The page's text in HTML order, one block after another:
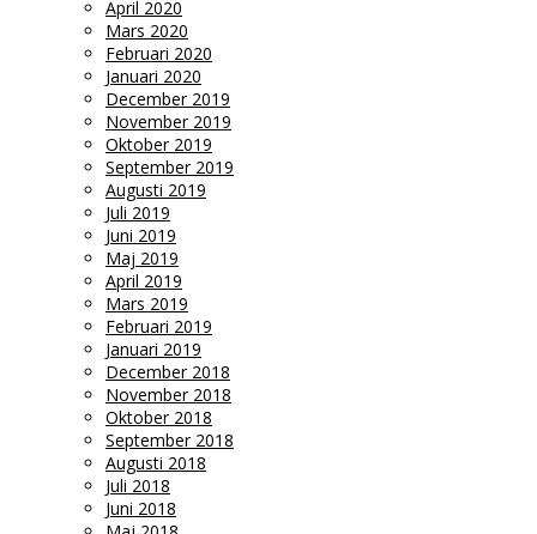
April 2020
Mars 2020
Februari 2020
Januari 2020
December 2019
November 2019
Oktober 2019
September 2019
Augusti 2019
Juli 2019
Juni 2019
Maj 2019
April 2019
Mars 2019
Februari 2019
Januari 2019
December 2018
November 2018
Oktober 2018
September 2018
Augusti 2018
Juli 2018
Juni 2018